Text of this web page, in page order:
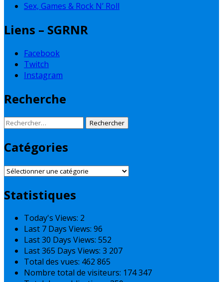
Sex, Games & Rock N’ Roll
Liens – SGRNR
Facebook
Twitch
Instagram
Recherche
Rechercher :
Catégories
Catégories
Statistiques
Today's Views: 2
Last 7 Days Views: 96
Last 30 Days Views: 552
Last 365 Days Views: 3 207
Total des vues: 462 865
Nombre total de visiteurs: 174 347